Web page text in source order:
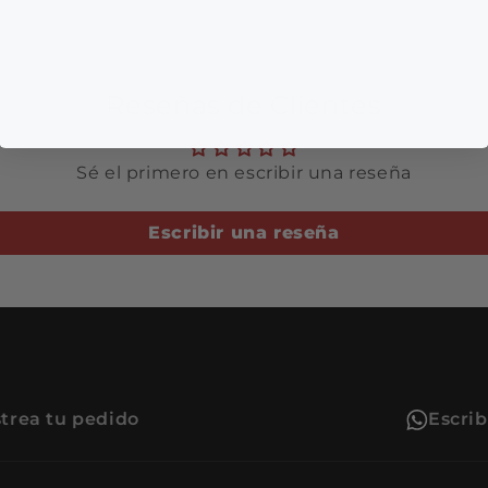
Sé el primero en escribir una reseña
Escribir una reseña
tu pedido